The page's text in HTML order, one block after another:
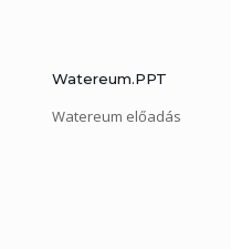
Watereum.PPT
Watereum előadás